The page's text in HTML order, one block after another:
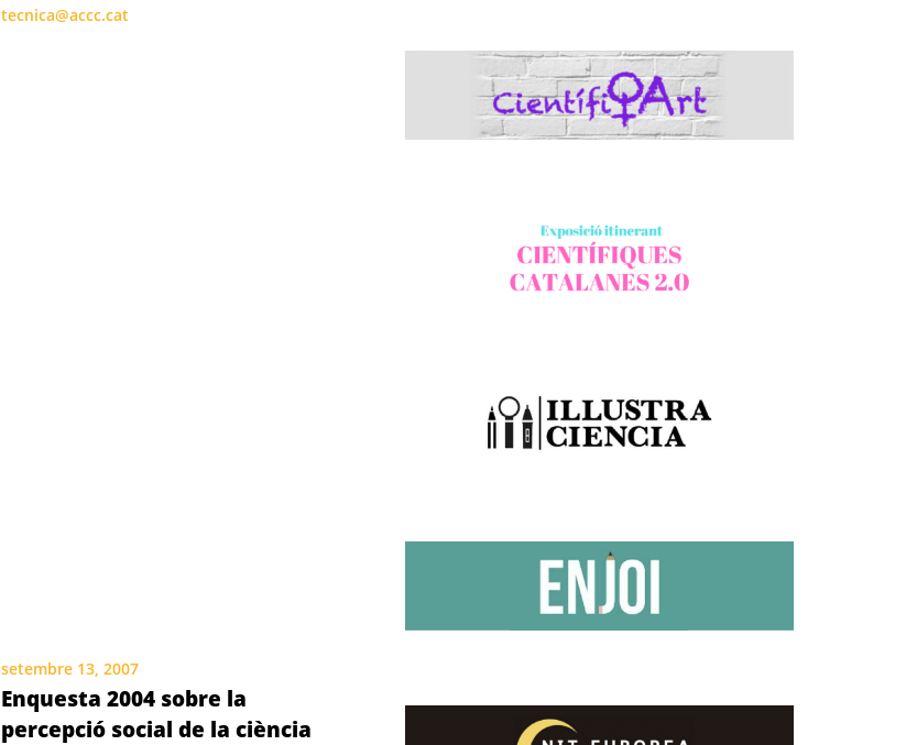
tecnica@accc.cat
setembre 13, 2007
Enquesta 2004 sobre la
percepció social de la ciència